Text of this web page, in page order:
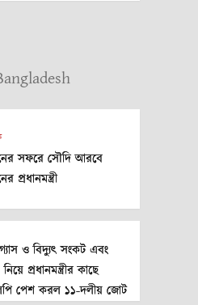
সফরে সৌদি আরবে
প্রধানমন্ত্রী
ও বিদ্যুৎ সংকট এবং
প্রধানমন্ত্রীর কাছে
পেশ করল ১১-দলীয় জোট